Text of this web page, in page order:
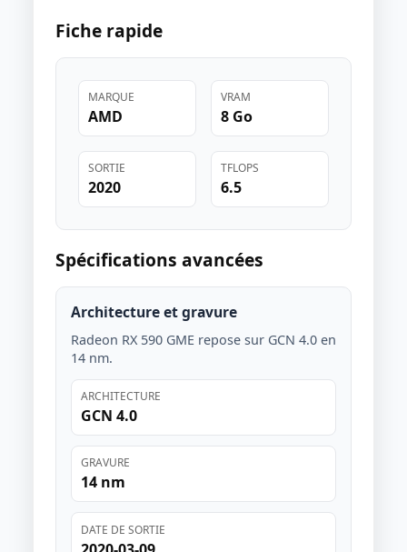
Fiche rapide
MARQUE
AMD
VRAM
8 Go
SORTIE
2020
TFLOPS
6.5
Spécifications avancées
Architecture et gravure
Radeon RX 590 GME repose sur GCN 4.0 en
14 nm.
ARCHITECTURE
GCN 4.0
GRAVURE
14 nm
DATE DE SORTIE